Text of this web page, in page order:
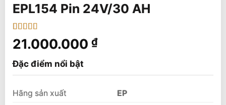
EPL154 Pin 24V/30 AH
5trên 5 dựa
trên
1
đánh
21.000.000 ₫
Đặc điểm nổi bật
Hãng sản xuất
EP